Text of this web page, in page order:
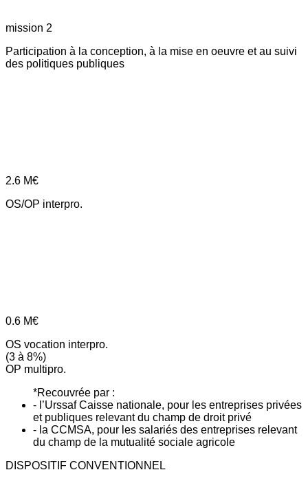
mission 2
Participation à la conception, à la mise en oeuvre et au suivi
des politiques publiques
2.6 M€
OS/OP interpro.
0.6 M€
OS vocation interpro.
(3 à 8%)
OP multipro.
*Recouvrée par :
- l’Urssaf Caisse nationale, pour les entreprises privées
et publiques relevant du champ de droit privé
- la CCMSA, pour les salariés des entreprises relevant
du champ de la mutualité sociale agricole
DISPOSITIF CONVENTIONNEL